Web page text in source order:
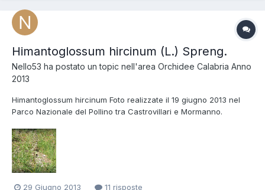
Himantoglossum hircinum (L.) Spreng.
Nello53 ha postato un topic nell'area Orchidee Calabria Anno
2013
Himantoglossum hircinum Foto realizzate il 19 giugno 2013 nel
Parco Nazionale del Pollino tra Castrovillari e Mormanno.
pineta.
29 Giugno 2013 11 risposte